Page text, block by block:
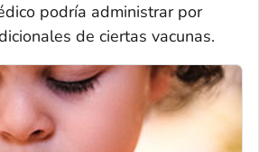
podría administrar por
de ciertas vacunas.